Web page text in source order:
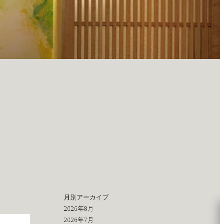
月別アーカイブ
2026年8月
2026年7月